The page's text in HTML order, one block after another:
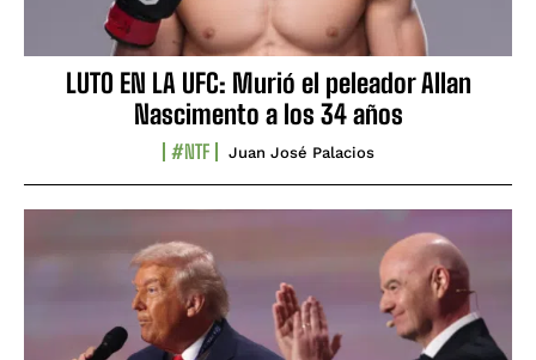
LUTO EN LA UFC: Murió el peleador Allan
Nascimento a los 34 años
#NTF Juan José Palacios